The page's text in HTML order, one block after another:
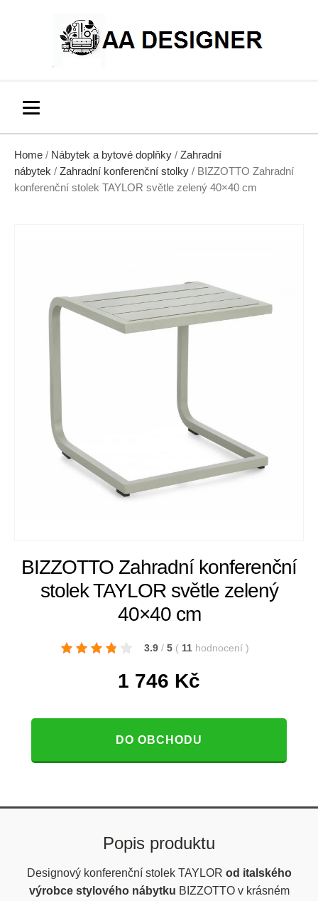
Home / Nábytek a bytové doplňky / Zahradní
nábytek / Zahradní konferenční stolky / BIZZOTTO Zahradní
konferenční stolek TAYLOR světle zelený 40×40 cm
BIZZOTTO Zahradní konferenční
stolek TAYLOR světle zelený
40×40 cm
3.9 / 5 ( 11 hodnocení )
1 746 Kč
DO OBCHODU
Popis produktu
Designový konferenční stolek TAYLOR od italského
výrobce stylového nábytku BIZZOTTO v krásném